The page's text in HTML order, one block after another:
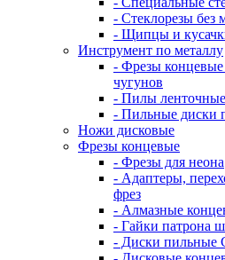
- Стеклорезы без
- Щипцы и
Инструмент по металлу
- Фрезы концевые
чугунов
- Пилы
- Пильные диски
Ножи дисковые
Фрезы концевые
- Фрезы для неона
- Адаптеры,
фрез
- Алмазные
- Гайки патрона
- Диски пильные